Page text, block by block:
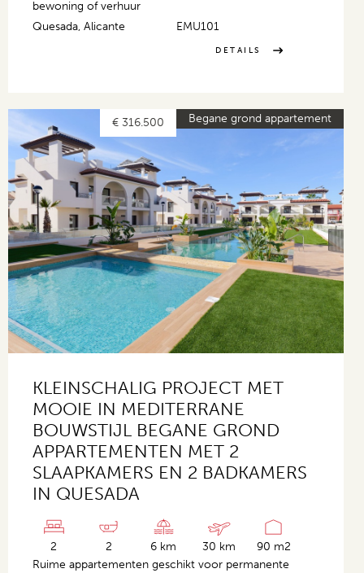
bewoning of verhuur
Quesada, Alicante
EMU101
DETAILS
Begane grond appartement
€ 316.500
KLEINSCHALIG PROJECT MET
MOOIE IN MEDITERRANE
BOUWSTIJL BEGANE GROND
APPARTEMENTEN MET 2
SLAAPKAMERS EN 2 BADKAMERS
IN QUESADA
2 2 6 km 30 km
90 m2
Ruime appartementen geschikt voor permanente